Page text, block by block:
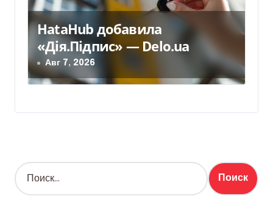
HataHub добавила
«Дія.Підпис» — Delo.ua
Авг 7, 2026
Н
а